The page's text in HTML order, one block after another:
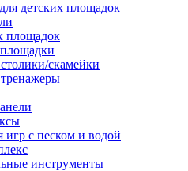
детских площадок
площадок
скамейки
игр с песком и водой
инструменты